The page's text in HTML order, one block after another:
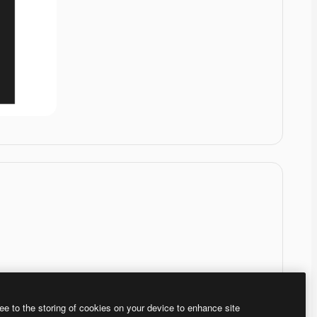
to the storing of cookies on your device to enhance site